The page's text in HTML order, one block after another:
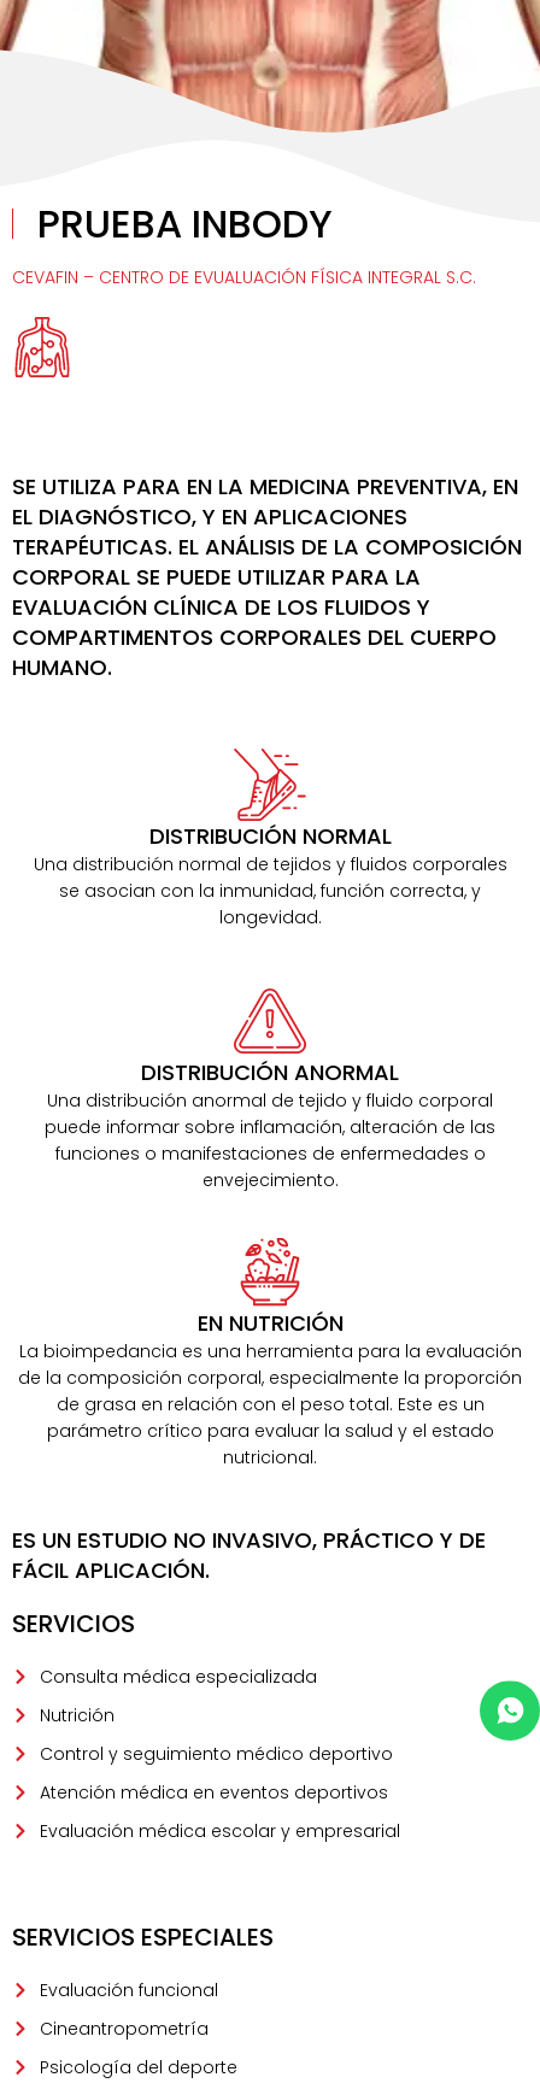
PRUEBA INBODY
CEVAFIN – CENTRO DE EVUALUACIÓN FÍSICA INTEGRAL S.C.
SE UTILIZA PARA EN LA MEDICINA PREVENTIVA, EN
EL DIAGNÓSTICO, Y EN APLICACIONES
TERAPÉUTICAS. EL ANÁLISIS DE LA COMPOSICIÓN
CORPORAL SE PUEDE UTILIZAR PARA LA
EVALUACIÓN CLÍNICA DE LOS FLUIDOS Y
COMPARTIMENTOS CORPORALES DEL CUERPO
HUMANO.
DISTRIBUCIÓN NORMAL
Una distribución normal de tejidos y fluidos corporales
se asocian con la inmunidad, función correcta, y
longevidad.
DISTRIBUCIÓN ANORMAL
Una distribución anormal de tejido y fluido corporal
puede informar sobre inflamación, alteración de las
funciones o manifestaciones de enfermedades o
envejecimiento.
EN NUTRICIÓN
La bioimpedancia es una herramienta para la evaluación
de la composición corporal, especialmente la proporción
de grasa en relación con el peso total. Este es un
parámetro crítico para evaluar la salud y el estado
nutricional.
ES UN ESTUDIO NO INVASIVO, PRÁCTICO Y DE
FÁCIL APLICACIÓN.
SERVICIOS
Consulta médica especializada
Nutrición
Control y seguimiento médico deportivo
Atención médica en eventos deportivos
Evaluación médica escolar y empresarial
SERVICIOS ESPECIALES
Evaluación funcional
Cineantropometría
Psicología del deporte